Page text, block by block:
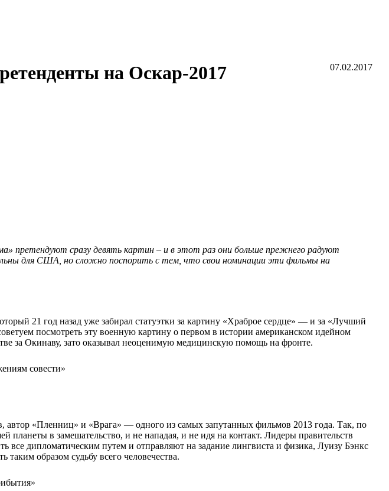
07.02.2017
на Оскар-2017
претендуют сразу девять картин – и в этот раз они больше прежнего радуют
для США, но сложно поспорить с тем, что свои номинации эти фильмы на
21 год назад уже забирал статуэтки за картину «Храброе сердце» — и за «Лучший
посмотреть эту военную картину о первом в истории американском идейном
за Окинаву, зато оказывал неоценимую медицинскую помощь на фронте.
«Пленниц» и «Врага» — одного из самых запутанных фильмов 2013 года. Так, по
в замешательство, и не нападая, и не идя на контакт. Лидеры правительств
дипломатическим путем и отправляют на задание лингвиста и физика, Луизу Бэнкс
образом судьбу всего человечества.